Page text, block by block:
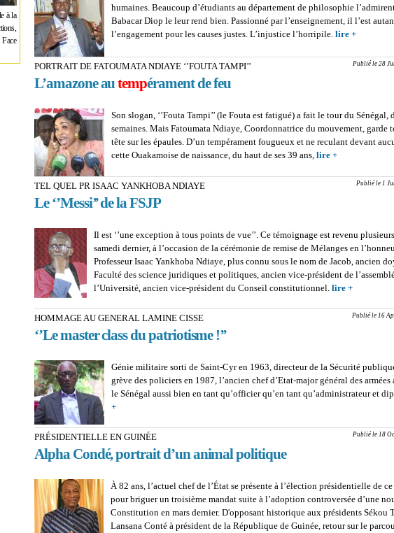
à la
humaines. Beaucoup d’étudiants au département de philosophie
Babacar Diop le leur rend bien. Passionné par l’enseignement, il l’est
l’engagement pour les causes justes. L’injustice l’horripile. lire +
DIOP,
fort que le
Publié le 28
PORTRAIT DE FATOUMATA NDIAYE ‘’FOUTA TAMPI’’
L’amazone autempérament de feu
Son slogan, ‘’Fouta Tampi’’ (le Fouta est fatigué) a fait le tour du Sénégal,
semaines. Mais Fatoumata Ndiaye, Coordonnatrice du mouvement, garde
tête sur les épaules. D’un tempérament fougueux et ne reculant devant
cette Ouakamoise de naissance, du haut de ses 39 ans, lire +
‘’FOUTA
Publié le 1
TEL QUEL PR ISAAC YANKHOBA NDIAYE
Le ‘’Messi’’ de la FSJP
Il est ‘’une exception à tous points de vue’’. Ce témoignage est revenu
samedi dernier, à l’occasion de la cérémonie de remise de Mélanges en
Professeur Isaac Yankhoba Ndiaye, plus connu sous le nom de Jacob, ancien
Faculté des science juridiques et politiques, ancien vice-président de
l’Université, ancien vice-président du Conseil constitutionnel. lire +
NDIAYE :
Publié le 16
HOMMAGE AU GENERAL LAMINE CISSE
‘’Le master class du patriotisme !’’
Génie militaire sorti de Saint-Cyr en 1963, directeur de la Sécurité
grève des policiers en 1987, l’ancien chef d’Etat-major général des armées
le Sénégal aussi bien en tant qu’officier qu’en tant qu’administrateur et
+
Publié le 18
PRÉSIDENTIELLE EN GUINÉE
Alpha Condé, portrait d’un animal politique
À 82 ans, l’actuel chef de l’État se présente à l’élection présidentielle de
pour briguer un troisième mandat suite à l’adoption controversée d’une
Constitution en mars dernier. D'opposant historique aux présidents Sékou
Lansana Conté à président de la République de Guinée, retour sur le